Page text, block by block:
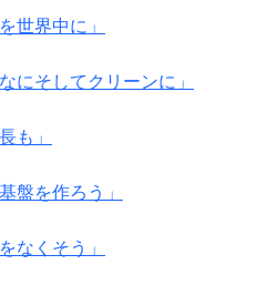
世界中に」
にそしてクリーンに」
も」
盤を作ろう」
なくそう」